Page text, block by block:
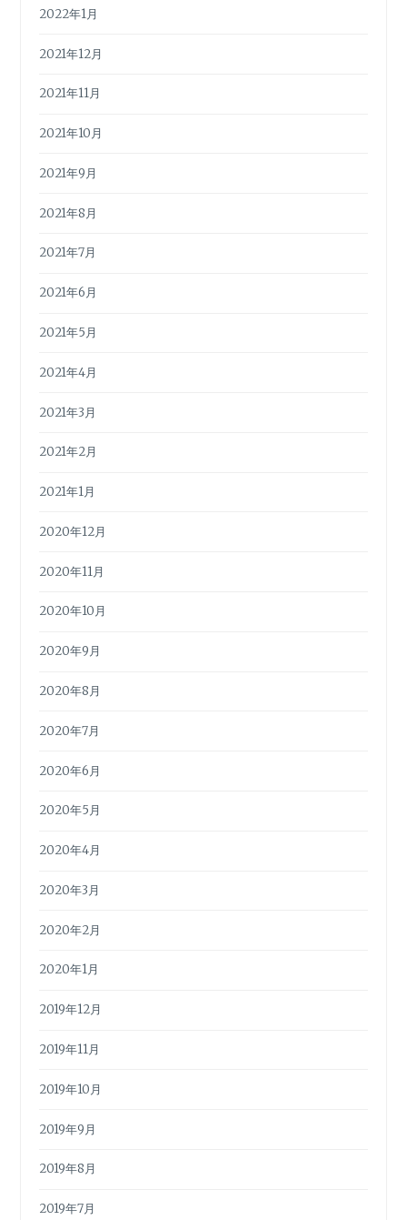
2022年1月
2021年12月
2021年11月
2021年10月
2021年9月
2021年8月
2021年7月
2021年6月
2021年5月
2021年4月
2021年3月
2021年2月
2021年1月
2020年12月
2020年11月
2020年10月
2020年9月
2020年8月
2020年7月
2020年6月
2020年5月
2020年4月
2020年3月
2020年2月
2020年1月
2019年12月
2019年11月
2019年10月
2019年9月
2019年8月
2019年7月